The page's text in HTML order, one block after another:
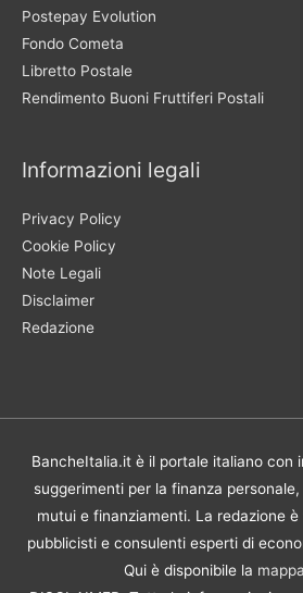
Postepay Evolution
Fondo Cometa
Libretto Postale
Rendimento Buoni Fruttiferi Postali
Informazioni legali
Privacy Policy
Cookie Policy
Note Legali
Disclaimer
Redazione
BancheItalia.it è il portale italiano con
suggerimenti per la finanza
mutui e finanziamenti. La redazione
pubblicisti e consulenti esperti di
Qui è disponibile la